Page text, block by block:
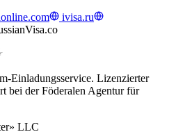
ivisa.ru
Einladungsservice. Lizenzierter
bei der Föderalen Agentur für
LLC